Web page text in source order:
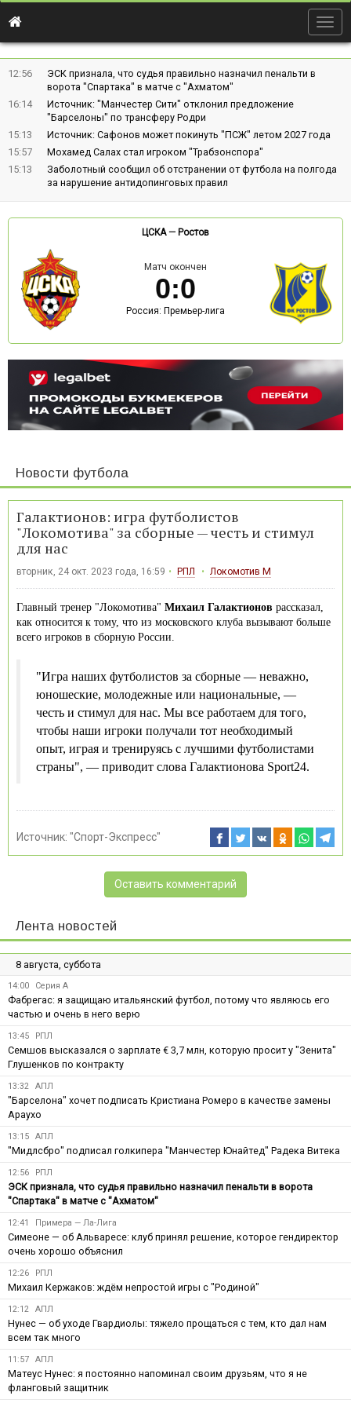
12:56
ЭСК признала, что судья правильно назначил пенальти в
ворота "Спартака" в матче с "Ахматом"
16:14
Источник: "Манчестер Сити" отклонил предложение
"Барселоны" по трансферу Родри
15:13
Источник: Сафонов может покинуть "ПСЖ" летом 2027 года
15:57
Мохамед Салах стал игроком "Трабзонспора"
15:13
Заболотный сообщил об отстранении от футбола на полгода
за нарушение антидопинговых правил
ЦСКА— Ростов
Матч окончен
0:0
Россия: Премьер-лига
Новости футбола
Галактионов: игра футболистов
"Локомотива" за сборные — честь и стимул
для нас
вторник, 24 окт. 2023 года, 16:59 РПЛ Локомотив М
Главный тренер "Локомотива" Михаил Галактионов рассказал,
как относится к тому, что из московского клуба вызывают больше
всего игроков в сборную России.
"Игра наших футболистов за сборные — неважно,
юношеские, молодежные или национальные, —
честь и стимул для нас. Мы все работаем для того,
чтобы наши игроки получали тот необходимый
опыт, играя и тренируясь с лучшими футболистами
страны", — приводит слова Галактионова Sport24.
Источник: "Спорт-Экспресс"
Оставить комментарий
Лента новостей
8 августа, суббота
14:00 Серия А
Фабрегас: я защищаю итальянский футбол, потому что являюсь его
частью и очень в него верю
13:45 РПЛ
Семшов высказался о зарплате € 3,7 млн, которую просит у "Зенита"
Глушенков по контракту
13:32 АПЛ
"Барселона" хочет подписать Кристиана Ромеро в качестве замены
Араухо
13:15 АПЛ
"Мидлсбро" подписал голкипера "Манчестер Юнайтед" Радека Витека
12:56 РПЛ
ЭСК признала, что судья правильно назначил пенальти в ворота
"Спартака" в матче с "Ахматом"
12:41 Примера — Ла-Лига
Симеоне — об Альваресе: клуб принял решение, которое гендиректор
очень хорошо объяснил
12:26 РПЛ
Михаил Кержаков: ждём непростой игры с "Родиной"
12:12 АПЛ
Нунес — об уходе Гвардиолы: тяжело прощаться с тем, кто дал нам
всем так много
11:57 АПЛ
Матеус Нунес: я постоянно напоминал своим друзьям, что я не
фланговый защитник